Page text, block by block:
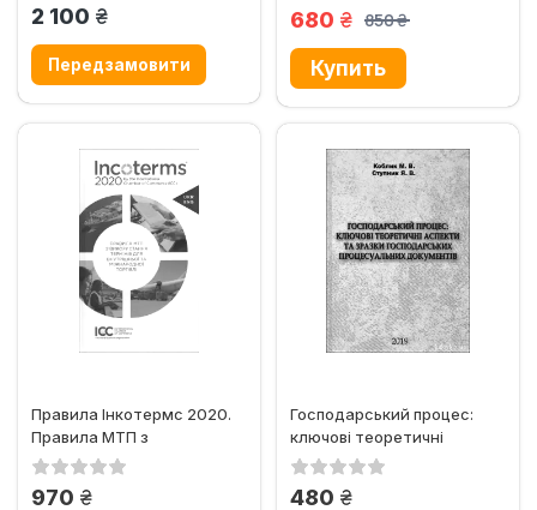
2 100 грн. 850
грн.
680 грн.
Правила Інкотермс 2020.
Правила МТП з
використання термінів
970 грн.
Господарський процес:
ключові теоретичні
аспекти та зразки
480 грн.